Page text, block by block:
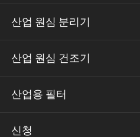
산업 원심 분리기
산업 원심 건조기
산업용 필터
신청